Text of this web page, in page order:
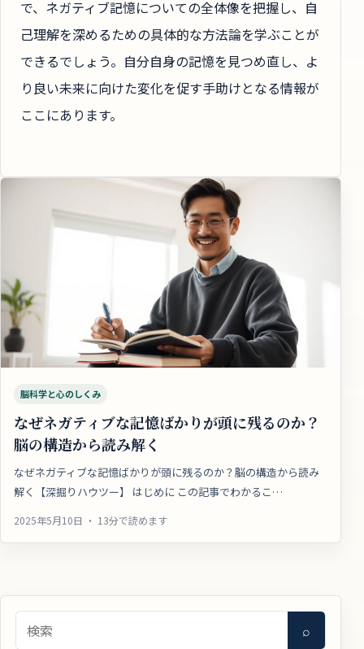
で、ネガティブ記憶についての全体像を把握し、自
己理解を深めるための具体的な方法論を学ぶことが
できるでしょう。自分自身の記憶を見つめ直し、よ
り良い未来に向けた変化を促す手助けとなる情報が
ここにあります。
脳科学と心のしくみ
なぜネガティブな記憶ばかりが頭に残るのか？
脳の構造から読み解く
なぜネガティブな記憶ばかりが頭に残るのか？脳の構造から読み
解く【深掘りハウツー】 はじめに この記事でわかるこ…
2025年5月10日 ・ 13分で読めます
検索 ⌕